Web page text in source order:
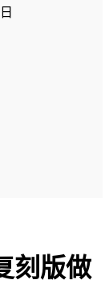
日
刻版做